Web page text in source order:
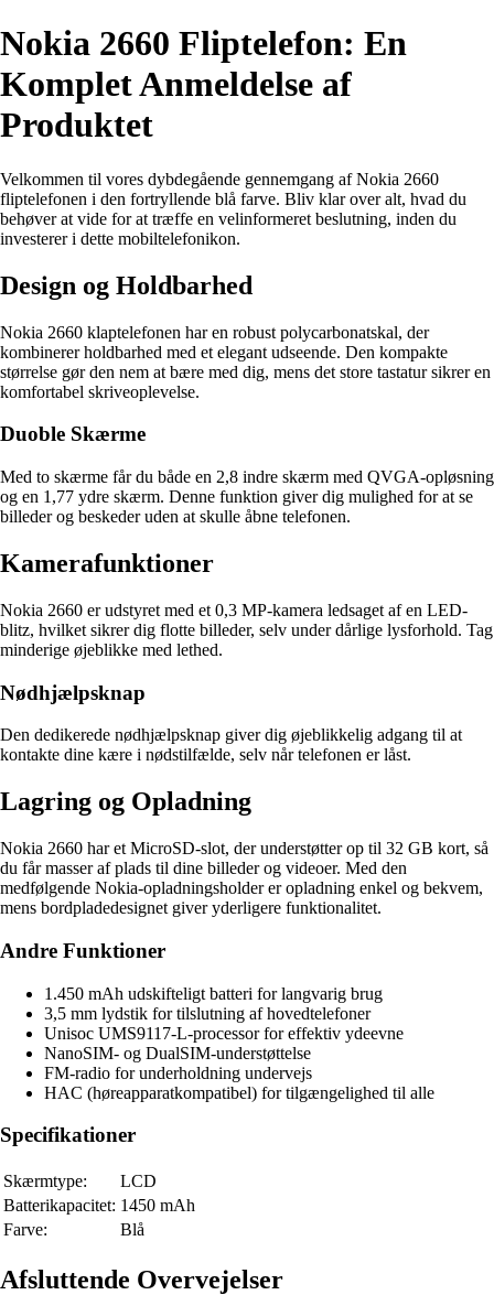
Nokia 2660 Fliptelefon: En
Komplet Anmeldelse af
Produktet
Velkommen til vores dybdegående gennemgang af Nokia 2660
fliptelefonen i den fortryllende blå farve. Bliv klar over alt, hvad du
behøver at vide for at træffe en velinformeret beslutning, inden du
investerer i dette mobiltelefonikon.
Design og Holdbarhed
Nokia 2660 klaptelefonen har en robust polycarbonatskal, der
kombinerer holdbarhed med et elegant udseende. Den kompakte
størrelse gør den nem at bære med dig, mens det store tastatur sikrer en
komfortabel skriveoplevelse.
Duoble Skærme
Med to skærme får du både en 2,8 indre skærm med QVGA-opløsning
og en 1,77 ydre skærm. Denne funktion giver dig mulighed for at se
billeder og beskeder uden at skulle åbne telefonen.
Kamerafunktioner
Nokia 2660 er udstyret med et 0,3 MP-kamera ledsaget af en LED-
blitz, hvilket sikrer dig flotte billeder, selv under dårlige lysforhold. Tag
minderige øjeblikke med lethed.
Nødhjælpsknap
Den dedikerede nødhjælpsknap giver dig øjeblikkelig adgang til at
kontakte dine kære i nødstilfælde, selv når telefonen er låst.
Lagring og Opladning
Nokia 2660 har et MicroSD-slot, der understøtter op til 32 GB kort, så
du får masser af plads til dine billeder og videoer. Med den
medfølgende Nokia-opladningsholder er opladning enkel og bekvem,
mens bordpladedesignet giver yderligere funktionalitet.
Andre Funktioner
1.450 mAh udskifteligt batteri for langvarig brug
3,5 mm lydstik for tilslutning af hovedtelefoner
Unisoc UMS9117-L-processor for effektiv ydeevne
NanoSIM- og DualSIM-understøttelse
FM-radio for underholdning undervejs
HAC (høreapparatkompatibel) for tilgængelighed til alle
Specifikationer
Skærmtype:
LCD
Batterikapacitet: 1450 mAh
Farve:
Blå
Afsluttende Overvejelser